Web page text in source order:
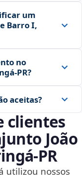
um
Barro I,
no
aceitas?
clientes
João
utilizou nossos